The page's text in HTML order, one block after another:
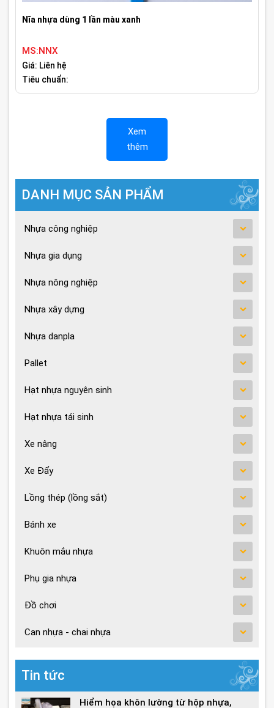
Nĩa nhựa dùng 1 lần màu xanh
MS:NNX
Giá: Liên hệ
Tiêu chuẩn:
Xem
thêm
DANH MỤC SẢN PHẨM
Nhựa công nghiệp
Nhựa gia dụng
Nhựa nông nghiệp
Nhựa xây dựng
Nhựa danpla
Pallet
Hạt nhựa nguyên sinh
Hạt nhựa tái sinh
Xe nâng
Xe Đẩy
Lồng thép (lồng sắt)
Bánh xe
Khuôn mắu nhựa
Phụ gia nhựa
Đồ chơi
Can nhựa - chai nhựa
Tin tức
Hiểm họa khôn lường từ hộp nhựa,